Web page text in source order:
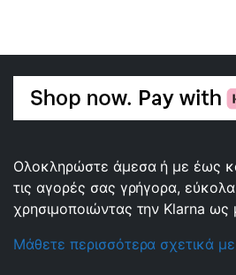
Ολοκληρώστε άμεσα ή με έως
τις αγορές σας γρήγορα,
χρησιμοποιώντας την Klarna
Μάθετε περισσότερα σχετικά